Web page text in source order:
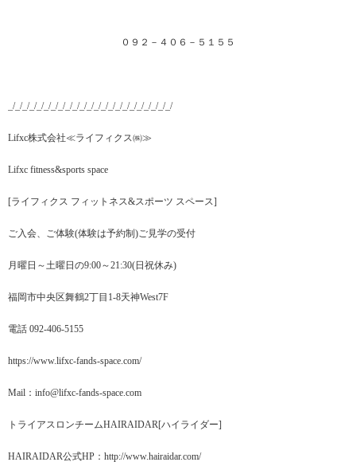
０９２－４０６－５１５５
_/_/_/_/_/_/_/_/_/_/_/_/_/_/_/_/_/_/_/_/_/_/_/
Lifxc株式会社≪ライフィクス㈱≫
Lifxc fitness&sports space
[ライフィクス フィットネス&スポーツ スペース]
ご入会、ご体験(体験は予約制)ご見学の受付
月曜日～土曜日の9:00～21:30(日祝休み)
福岡市中央区舞鶴2丁目1-8天神West7F
電話 092-406-5155
https://www.lifxc-fands-space.com/
Mail：info@lifxc-fands-space.com
トライアスロンチームHAIRAIDAR[ハイライダー]
HAIRAIDAR公式HP：http://www.hairaidar.com/